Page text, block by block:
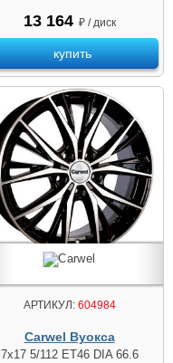
13 164 ₽ / диск
купить
АРТИКУЛ:604984
Carwel Вуокса
7x17 5/112 ET46 DIA 66.6